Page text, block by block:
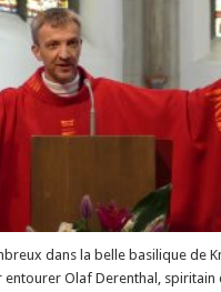
presbytérale
dans la belle basilique de
entourer Olaf Derenthal, spiritain